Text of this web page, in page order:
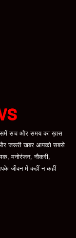
सच और समय का ख़ास
और जरूरी खबर आपको सबसे
मनोरंजन, नौकरी,
जीवन में कहीं न कहीं